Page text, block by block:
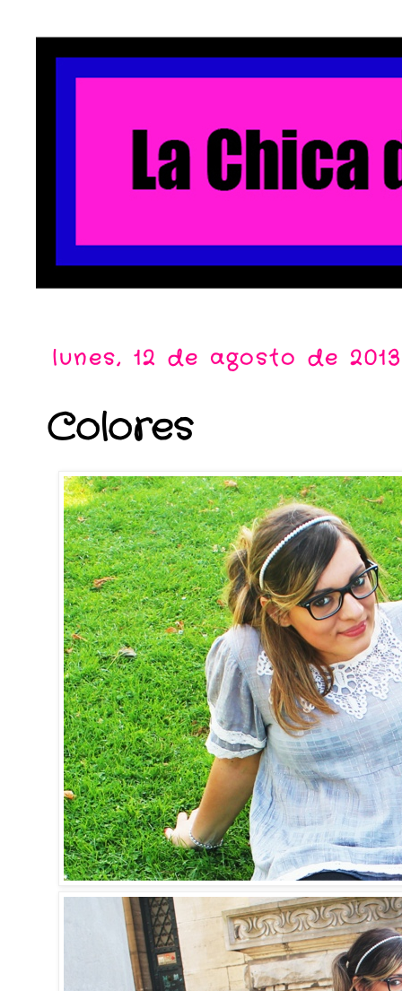
lunes, 12 de agosto de 2013
Colores